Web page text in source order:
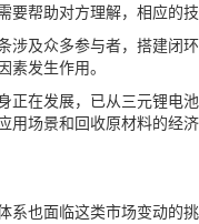
要帮助对方理解，相应的
及众多参与者，搭建闭环
素发生作用。
在发展，已从三元锂电池
用场景和回收原材料的经
也面临这类市场变动的挑